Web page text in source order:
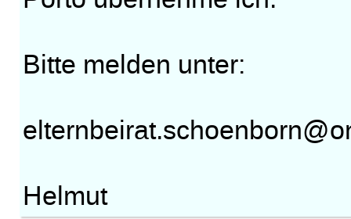
Bitte melden unter:
Helmut